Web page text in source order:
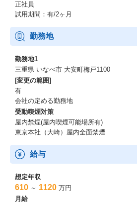
正社員
試用期間：有/2ヶ月
勤務地
勤務地1
三重県 いなべ市 大安町梅戸1100
[変更の範囲]
有
会社の定める勤務地
受動喫煙対策
屋内禁煙(屋内喫煙可能場所有)
東京本社（大崎）屋内全面禁煙
給与
想定年収
610 ～ 1120 万円
月給